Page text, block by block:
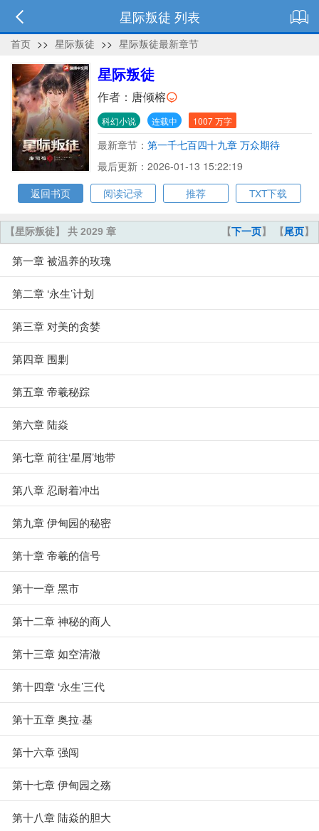
星际叛徒 列表
首页 >> 星际叛徒 >> 星际叛徒最新章节
星际叛徒
作者： 唐倾榕
科幻小说 连载中 1007 万字
最新章节： 第一千七百四十九章 万众期待
最后更新：2026-01-13 15:22:19
返回书页
阅读记录 推荐 TXT下载
【下一页】 【尾页】
【星际叛徒】 共 2029 章
第一章 被温养的玫瑰
第二章 ‘永生’计划
第三章 对美的贪婪
第四章 围剿
第五章 帝羲秘踪
第六章 陆焱
第七章 前往‘星屑’地带
第八章 忍耐着冲出
第九章 伊甸园的秘密
第十章 帝羲的信号
第十一章 黑市
第十二章 神秘的商人
第十三章 如空清澈
第十四章 ‘永生’三代
第十五章 奥拉·基
第十六章 强闯
第十七章 伊甸园之殇
第十八章 陆焱的胆大